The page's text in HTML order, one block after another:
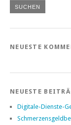
NEUESTE
NEUESTE
Digitale-Dienste-